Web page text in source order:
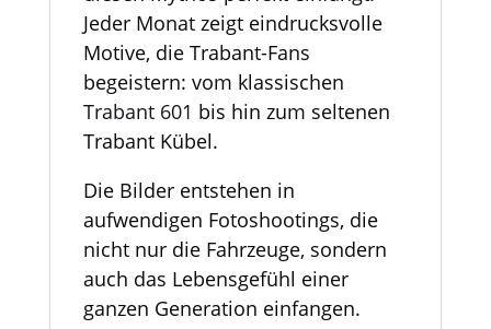
Jeder Monat zeigt eindrucksvolle
Motive, die Trabant-Fans
begeistern: vom klassischen
Trabant 601 bis hin zum seltenen
Trabant Kübel.
Die Bilder entstehen in
aufwendigen Fotoshootings, die
nicht nur die Fahrzeuge, sondern
auch das Lebensgefühl einer
ganzen Generation einfangen.